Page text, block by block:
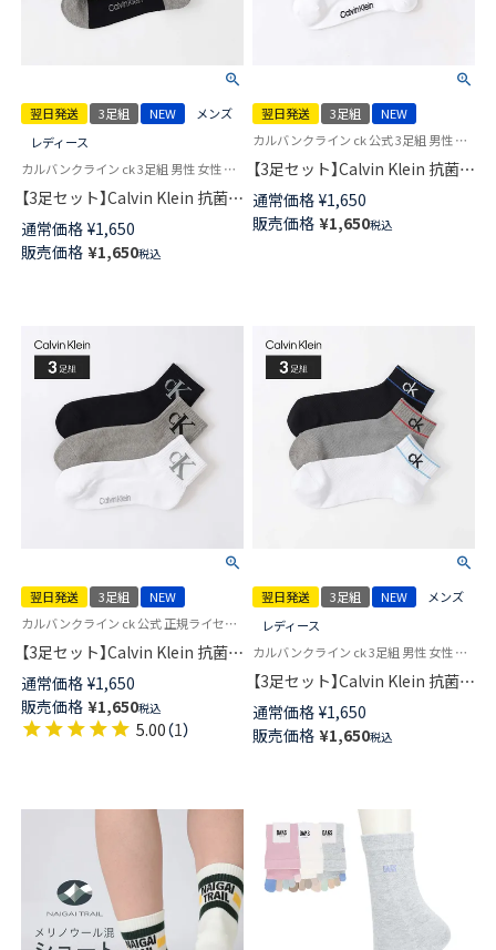
翌日発送 3足組 NEW
メンズ
レディース
カルバンクライン ck 3足組 男性 女性 靴下 ユニセックス
【3足セット】Calvin Klein 抗菌防
臭 甲メッシュ バックロゴ ショ
ート丈 ソックス カジュアル レ
ディース メンズ 【365日最短翌
通常価格 ¥1,650
販売価格 ¥1,650税込
翌日発送 3足組
NEW
カルバンクライン ck 公式 3足組 男性 女性 靴下
【3足セット】Calvin Klein 抗菌防
臭 フロントロゴ ショート丈 ソ
ックス カジュアル レディース
メンズ 【365日最短翌日発送】
通常価格 ¥1,650
販売価格 ¥1,650税込
翌日発送 3足組
NEW
カルバンクライン ck 公式 正規ライセンス品 3足セット 男性 女性 靴下
【3足セット】Calvin Klein 抗菌防
臭 足底パイル クッション性＋
耐久性抜群！ビッグロゴ ショー
ト丈 ソックス カジュアル レデ
ィース メンズ 【365日最短翌日
通常価格 ¥1,650
販売価格 ¥1,650税込
5.00（1）
翌日発送 3足組 NEW
メンズ
レディース
カルバンクライン ck 3足組 男性 女性 靴下
【3足セット】Calvin Klein 抗菌防
臭 甲&足底メッシュ 通気性がよ
くムレを軽減 ワンポイント ス
ニーカー丈 ソックス カジュア
通常価格 ¥1,650
販売価格 ¥1,650税込